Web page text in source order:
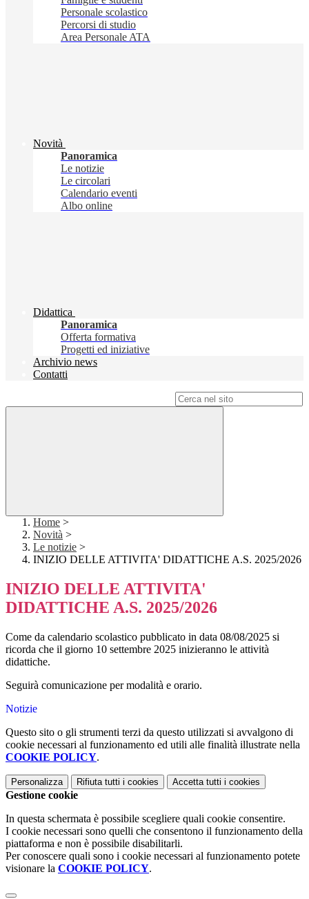
Personale scolastico
Percorsi di studio
Area Personale ATA
Novità
Panoramica
Le notizie
Le circolari
Calendario eventi
Albo online
Didattica
Panoramica
Offerta formativa
Progetti ed iniziative
Archivio news
Contatti
Home >
Novità >
Le notizie >
INIZIO DELLE ATTIVITA' DIDATTICHE A.S. 2025/2026
INIZIO DELLE ATTIVITA'
DIDATTICHE A.S. 2025/2026
Come da calendario scolastico pubblicato in data 08/08/2025 si
ricorda che il giorno 10 settembre 2025 inizieranno le attività
didattiche.
Seguirà comunicazione per modalità e orario.
Notizie
Questo sito o gli strumenti terzi da questo utilizzati si avvalgono di
cookie necessari al funzionamento ed utili alle finalità illustrate nella
COOKIE POLICY.
Personalizza Rifiuta tutti i cookies Accetta tutti i cookies
Gestione cookie
In questa schermata è possibile scegliere quali cookie consentire.
I cookie necessari sono quelli che consentono il funzionamento della
piattaforma e non è possibile disabilitarli.
Per conoscere quali sono i cookie necessari al funzionamento potete
visionare la COOKIE POLICY.